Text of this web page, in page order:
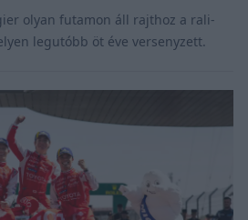
olyan futamon áll rajthoz a rali-
legutóbb öt éve versenyzett.